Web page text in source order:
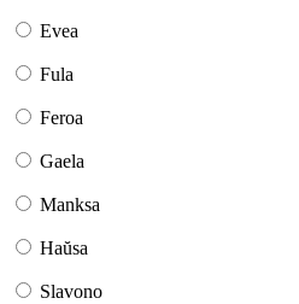
Evea
Fula
Feroa
Gaela
Manksa
Haŭsa
Slavono